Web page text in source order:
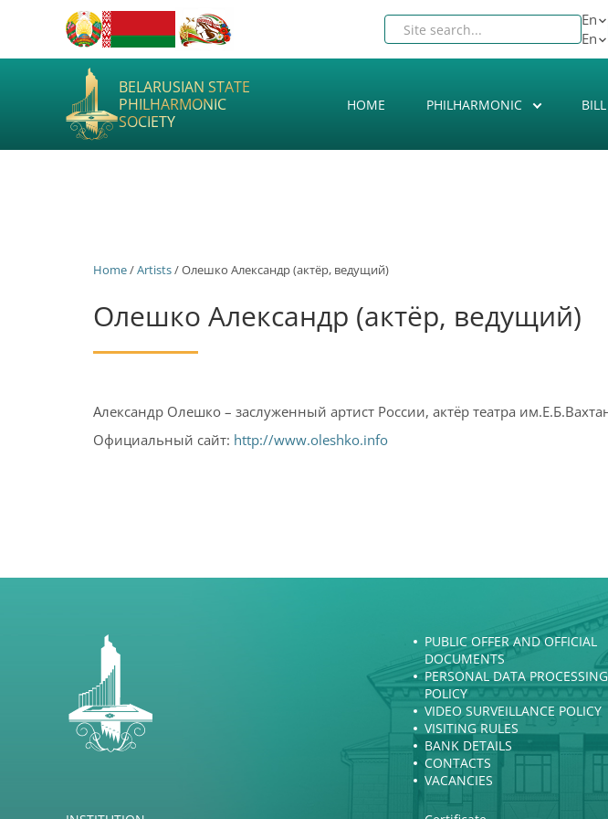
En
En
BELARUSIAN STATE
PHILHARMONIC
SOCIETY
HOME PHILHARMONIC BILL
Home/Artists/ Олешко Александр (актёр, ведущий)
Олешко Александр (актёр, ведущий)
Александр Олешко – заслуженный артист России, актёр театра
Официальный сайт: http://www.oleshko.info
PUBLIC OFFER AND OFFICIAL
DOCUMENTS
PERSONAL DATA PROCESSING
POLICY
VIDEO SURVEILLANCE POLICY
VISITING RULES
BANK DETAILS
CONTACTS
VACANCIES